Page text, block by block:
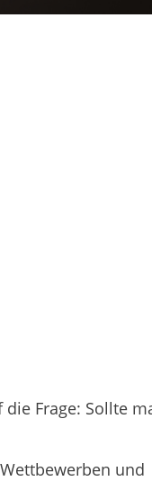
Frage: Sollte
und